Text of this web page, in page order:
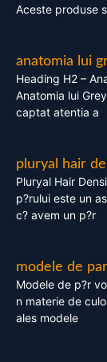
Aceste produse
anatomia lui
Heading H2 –
Anatomia lui
captat atentia a
pluryal hair
Pluryal Hair
p?rului este un
c? avem un p?r
modele de
Modele de p?r
n materie de
ales modele